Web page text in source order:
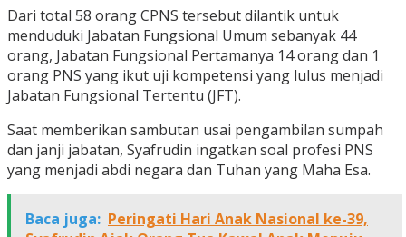
Dari total 58 orang CPNS tersebut dilantik untuk
menduduki Jabatan Fungsional Umum sebanyak 44
orang, Jabatan Fungsional Pertamanya 14 orang dan 1
orang PNS yang ikut uji kompetensi yang lulus menjadi
Jabatan Fungsional Tertentu (JFT).
Saat memberikan sambutan usai pengambilan sumpah
dan janji jabatan, Syafrudin ingatkan soal profesi PNS
yang menjadi abdi negara dan Tuhan yang Maha Esa.
Baca juga: Peringati Hari Anak Nasional ke-39,